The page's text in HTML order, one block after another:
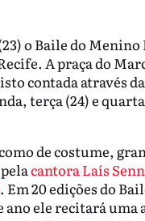
o Baile do
A praça do
contada através
terça (24) e
de costume,
cantora Laís
. Em 20 edições do
ele recitará